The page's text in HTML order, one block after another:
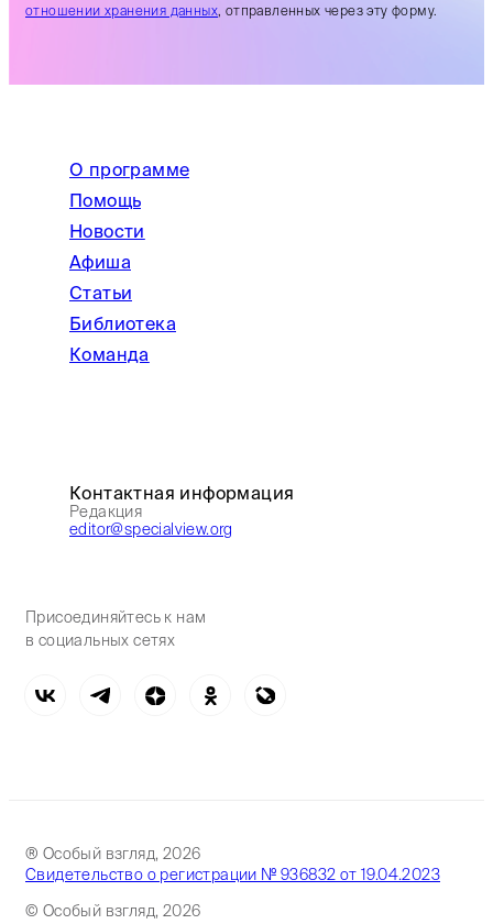
отношении хранения данных, отправленных через эту форму.
О программе
Помощь
Новости
Афиша
Статьи
Библиотека
Команда
Контактная информация
Редакция
editor@specialview.org
Присоединяйтесь к нам
в социальных сетях
® Особый взгляд, 2026
Свидетельство о регистрации № 936832 от 19.04.2023
© Особый взгляд, 2026